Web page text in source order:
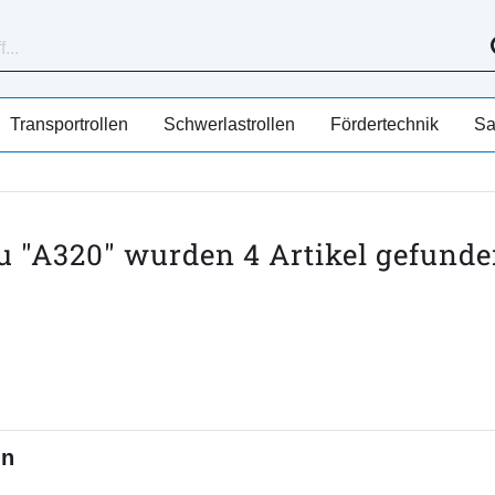
Transportrollen Schwerlastrollen Fördertechnik
"A320" wurden 4 Artikel